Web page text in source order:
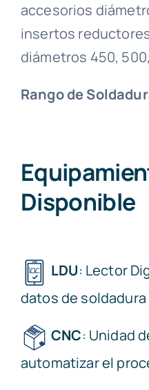
accesorios
insertos
diámetros 450,
Rango de
Disponible
LDU: Lector
datos de soldadura
CNC: Unidad
automatizar el